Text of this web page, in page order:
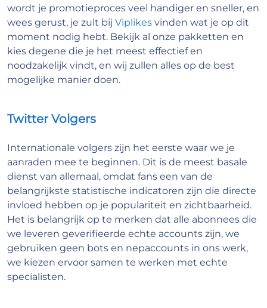
wordt je promotieproces veel handiger en sneller, en
wees gerust, je zult bij Viplikes vinden wat je op dit
moment nodig hebt. Bekijk al onze pakketten en
kies degene die je het meest effectief en
noodzakelijk vindt, en wij zullen alles op de best
mogelijke manier doen.
Twitter Volgers
Internationale volgers zijn het eerste waar we je
aanraden mee te beginnen. Dit is de meest basale
dienst van allemaal, omdat fans een van de
belangrijkste statistische indicatoren zijn die directe
invloed hebben op je populariteit en zichtbaarheid.
Het is belangrijk op te merken dat alle abonnees die
we leveren geverifieerde echte accounts zijn, we
gebruiken geen bots en nepaccounts in ons werk,
we kiezen ervoor samen te werken met echte
specialisten.